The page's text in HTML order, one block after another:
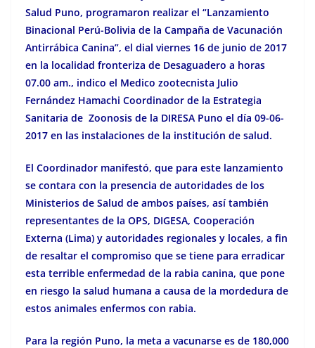
Salud Puno, programaron realizar el “Lanzamiento
Binacional Perú-Bolivia de la Campaña de Vacunación
Antirrábica Canina”, el dial viernes 16 de junio de 2017
en la localidad fronteriza de Desaguadero a horas
07.00 am., indico el Medico zootecnista Julio
Fernández Hamachi Coordinador de la Estrategia
Sanitaria de Zoonosis de la DIRESA Puno el día 09-06-
2017 en las instalaciones de la institución de salud.
El Coordinador manifestó, que para este lanzamiento
se contara con la presencia de autoridades de los
Ministerios de Salud de ambos países, así también
representantes de la OPS, DIGESA, Cooperación
Externa (Lima) y autoridades regionales y locales, a fin
de resaltar el compromiso que se tiene para erradicar
esta terrible enfermedad de la rabia canina, que pone
en riesgo la salud humana a causa de la mordedura de
estos animales enfermos con rabia.
Para la región Puno, la meta a vacunarse es de 180,000